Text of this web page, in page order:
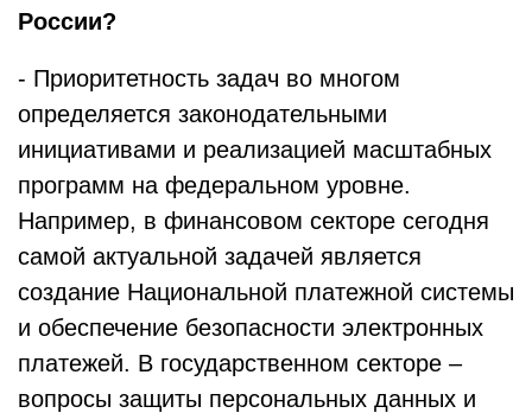
России?
- Приоритетность задач во многом
определяется законодательными
инициативами и реализацией масштабных
программ на федеральном уровне.
Например, в финансовом секторе сегодня
самой актуальной задачей является
создание Национальной платежной системы
и обеспечение безопасности электронных
платежей. В государственном секторе –
вопросы защиты персональных данных и